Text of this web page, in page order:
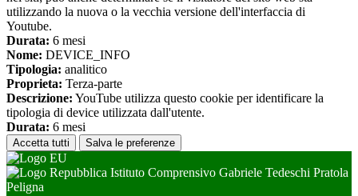
utilizzando la nuova o la vecchia versione dell'interfaccia di
Youtube.
Durata: 6 mesi
Nome: DEVICE_INFO
Tipologia: analitico
Proprieta: Terza-parte
Descrizione: YouTube utilizza questo cookie per identificare la
tipologia di device utilizzata dall'utente.
Durata: 6 mesi
Accetta tutti Salva le preferenze
Istituto Comprensivo Gabriele Tedeschi Pratola
Peligna